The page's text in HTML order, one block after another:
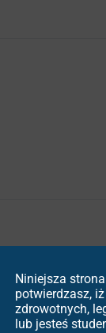
Niniejsza
potwierdzasz,
zdrowotnych,
lub jesteś